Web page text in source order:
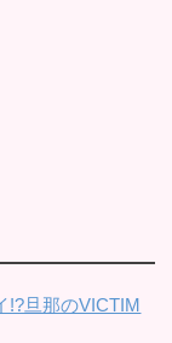
!?旦那のVICTIM